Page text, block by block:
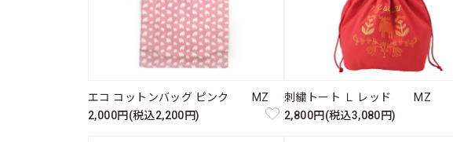
エコ コットンバッグ ピンク MZ
2,000円(税込2,200円)
刺繍トート Ｌ レッド MZ
2,800円(税込3,080円)